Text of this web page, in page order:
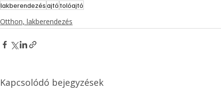
lakberendezésajtótolóajtó
Otthon, lakberendezés
Kapcsolódó bejegyzések